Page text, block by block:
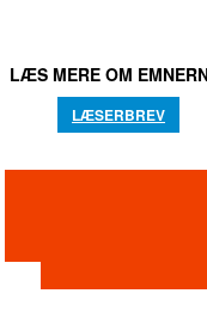
LÆS MERE OM
LÆSERBREV